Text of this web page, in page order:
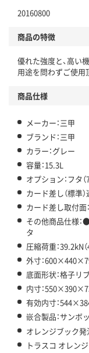
20160800
商品の特徴
優れた強度と、高い
用途を問わずご使用
商品仕様
メーカー：三甲
ブランド：三甲
カラー：グレー
容量：15.3L
オプション：フタ
カード差し（標準
カード差し取付面
その他商品仕様：
タ
圧縮荷重：39.2kN（
外寸：
底面形状：格子リ
内寸：
有効内寸：
嵌合製品：サンボ
オレンジブック発
トラスコ オレン